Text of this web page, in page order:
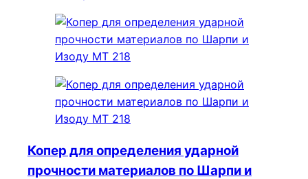
Копер для определения ударной
прочности материалов по Шарпи и